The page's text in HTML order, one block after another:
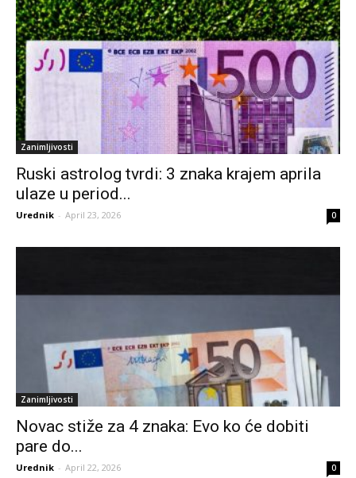
Zanimljivosti
Ruski astrolog tvrdi: 3 znaka krajem aprila
ulaze u period...
Urednik - April 23, 2026 0
Zanimljivosti
Novac stiže za 4 znaka: Evo ko će dobiti
pare do...
Urednik - April 22, 2026 0